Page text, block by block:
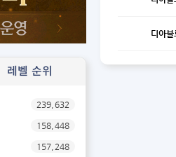
레벨 순위
239,632
158,448
157,248
디아블